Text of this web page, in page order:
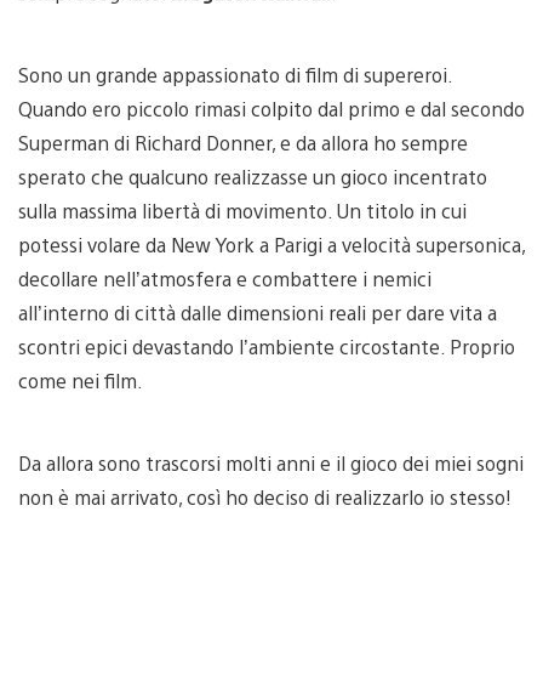
Sono un grande appassionato di film di supereroi.
Quando ero piccolo rimasi colpito dal primo e dal secondo
Superman di Richard Donner, e da allora ho sempre
sperato che qualcuno realizzasse un gioco incentrato
sulla massima libertà di movimento. Un titolo in cui
potessi volare da New York a Parigi a velocità supersonica,
decollare nell’atmosfera e combattere i nemici
all’interno di città dalle dimensioni reali per dare vita a
scontri epici devastando l’ambiente circostante. Proprio
come nei film.
Da allora sono trascorsi molti anni e il gioco dei miei sogni
non è mai arrivato, così ho deciso di realizzarlo io stesso!